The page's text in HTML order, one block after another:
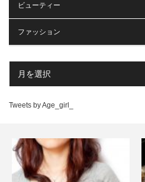
ビューティー
ファッション
Tweets by Age_girl_